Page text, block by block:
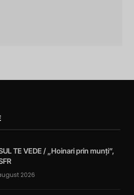
TE VEDE / „Hoinari prin munți”,
2026